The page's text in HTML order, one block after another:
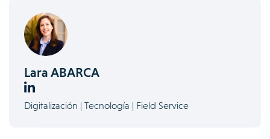
Lara ABARCA
Digitalización | Tecnología | Field Service